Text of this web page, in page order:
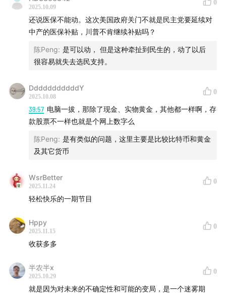
名称就能找到我们。
创作团队
主持/七一
嘉宾/陈鹏
封面设计/VV
后期/Layla jelly白 维尼 Doria
《厚雪长波》是由雪球出品的，一档和投资相关又不止于
投资的节目。本节目由声湃提供品牌播客制作顾问服务。
和球友，一起来分享他们的投资日常、生活态度。我们希
望通过不同观点的碰撞，和大家一起发现投资机会，共同
雪球成立于2010年，从投资社区出发，现已成为极具影响
的集投资交流交易于一体的在线综合财富管理平台。雪球
2025.10.09
0
还说医保不能动。这次美国政府关门不就是民主党要延续对
中产的医保补贴，川普不肯继续补贴吗？
陈Peng: 是可以动， 但是这种牵扯到民生的，动了以后
很容易就失去选民支持。
DddddddddddY
2025.10.08
0
39:57 电脑一拔，那除了现金、实物黄金，其他都一样啊，存
款股票不一样也就是个网上数字么
陈Peng: 是有类似的问题，这里主要是比较比特币和黄金
及其它货币
WsrBetter
2025.11.24
0
轻松快乐的一期节目
Hppy
2025.11.15
0
收获多多
半农半x
2025.10.29
0
就是因为对未来的不确定性和可能的变局，是一个迷雾期